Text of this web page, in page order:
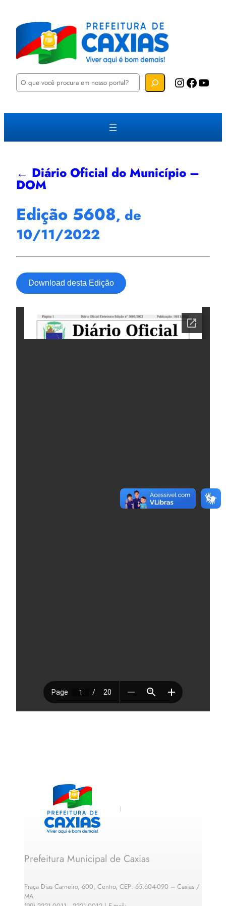
P
u
a
Instagram Facebook YouTube
← Diário Oficial do Município –
DOM
Edição 5608, de
10/11/2022
Download desta Edição
Prefeitura Municipal de Caxias
Praça Dias Carneiro, 600, Centro, CEP: 65.604-090 – Caxias /
MA